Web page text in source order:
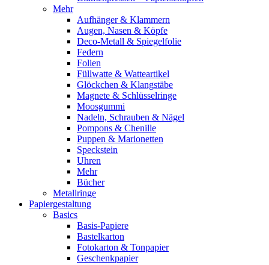
Mehr
Aufhänger & Klammern
Augen, Nasen & Köpfe
Deco-Metall & Spiegelfolie
Federn
Folien
Füllwatte & Watteartikel
Glöckchen & Klangstäbe
Magnete & Schlüsselringe
Moosgummi
Nadeln, Schrauben & Nägel
Pompons & Chenille
Puppen & Marionetten
Speckstein
Uhren
Mehr
Bücher
Metallringe
Papiergestaltung
Basics
Basis-Papiere
Bastelkarton
Fotokarton & Tonpapier
Geschenkpapier